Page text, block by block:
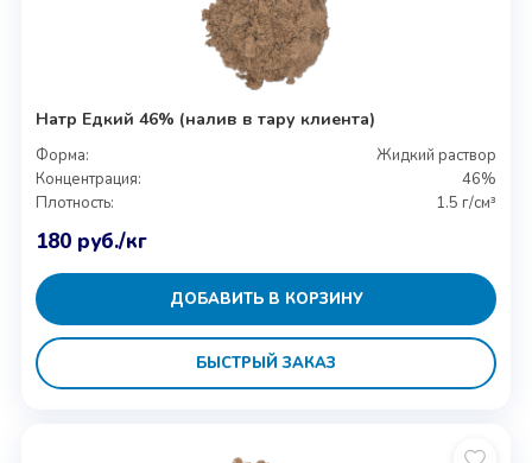
Натр Едкий 46% (налив в тару клиента)
Форма:
Жидкий раствор
Концентрация:
46%
Плотность:
1.5 г/см³
180 руб./кг
ДОБАВИТЬ В КОРЗИНУ
БЫСТРЫЙ ЗАКАЗ